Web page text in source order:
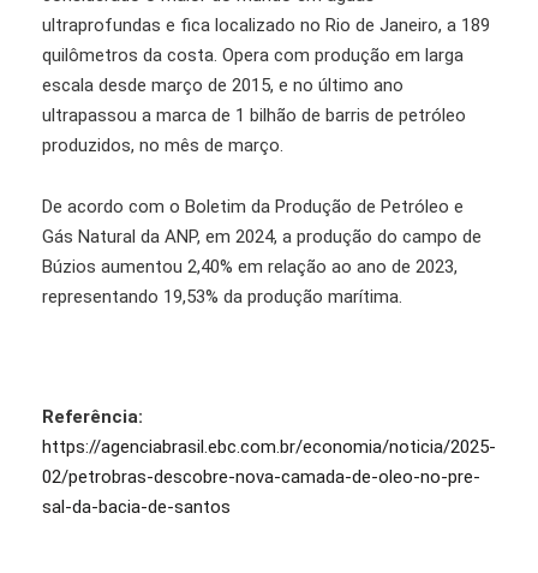
ultraprofundas e fica localizado no Rio de Janeiro, a 189
quilômetros da costa. Opera com produção em larga
escala desde março de 2015, e no último ano
ultrapassou a marca de 1 bilhão de barris de petróleo
produzidos, no mês de março.
De acordo com o Boletim da Produção de Petróleo e
Gás Natural da ANP, em 2024, a produção do campo de
Búzios aumentou 2,40% em relação ao ano de 2023,
representando 19,53% da produção marítima.
Referência:
https://agenciabrasil.ebc.com.br/economia/noticia/2025-
02/petrobras-descobre-nova-camada-de-oleo-no-pre-
sal-da-bacia-de-santos